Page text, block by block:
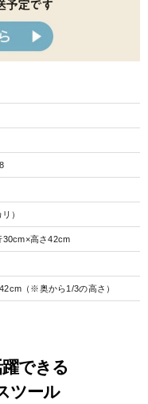
）
30cm×高さ42cm
（※奥から1/3の高さ）
できる
ツール